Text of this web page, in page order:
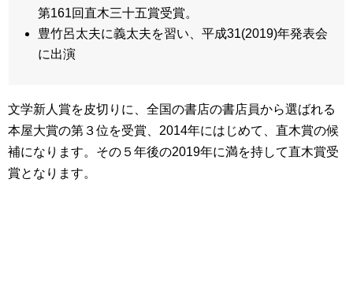
第161回直木三十五賞受賞。
豊竹呂太夫に義太夫を習い、平成31(2019)年発表会
に出演
文学新人賞を皮切りに、全国の書店の書店員から選ばれる
本屋大賞の第３位を受賞、2014年にはじめて、直木賞の候
補になります。その５年後の2019年に満を持して直木賞受
賞となります。